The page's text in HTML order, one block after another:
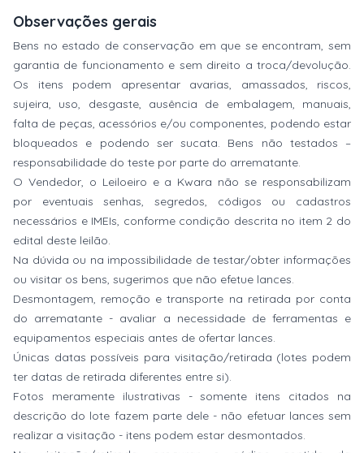
Observações gerais
Bens no estado de conservação em que se encontram, sem
garantia de funcionamento e sem direito a troca/devolução.
Os itens podem apresentar avarias, amassados, riscos,
sujeira, uso, desgaste, ausência de embalagem, manuais,
falta de peças, acessórios e/ou componentes, podendo estar
bloqueados e podendo ser sucata. Bens não testados –
responsabilidade do teste por parte do arrematante.
O Vendedor, o Leiloeiro e a Kwara não se responsabilizam
por eventuais senhas, segredos, códigos ou cadastros
necessários e IMEIs, conforme condição descrita no item 2 do
edital deste leilão.
Na dúvida ou na impossibilidade de testar/obter informações
ou visitar os bens, sugerimos que não efetue lances.
Desmontagem, remoção e transporte na retirada por conta
do arrematante - avaliar a necessidade de ferramentas e
equipamentos especiais antes de ofertar lances.
Únicas datas possíveis para visitação/retirada (lotes podem
ter datas de retirada diferentes entre si).
Fotos meramente ilustrativas - somente itens citados na
descrição do lote fazem parte dele - não efetuar lances sem
realizar a visitação - itens podem estar desmontados.